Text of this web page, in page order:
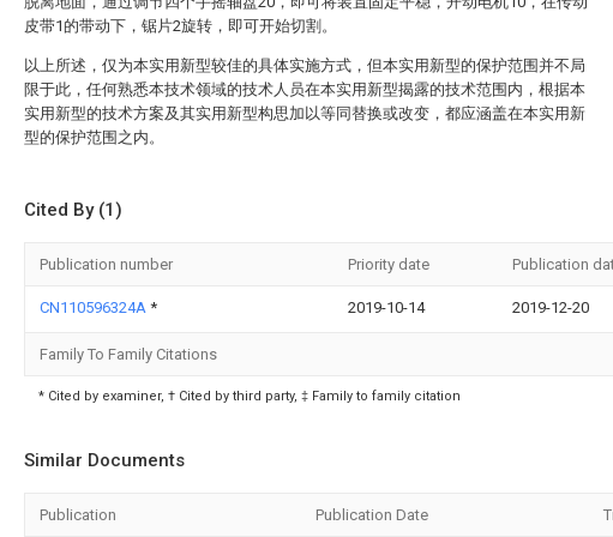
皮带1的带动下，锯片2旋转，即可开始切割。
以上所述，仅为本实用新型较佳的具体实施方式，但本实用新型的保护范围并不局
限于此，任何熟悉本技术领域的技术人员在本实用新型揭露的技术范围内，根据本
实用新型的技术方案及其实用新型构思加以等同替换或改变，都应涵盖在本实用新
型的保护范围之内。
Cited By (1)
Publication number Priority date Publication
CN110596324A * 2019-10-14 2019-12-20
Family To Family Citations
* Cited by examiner, † Cited by third party, ‡ Family to family citation
Similar Documents
Publication Publication Date